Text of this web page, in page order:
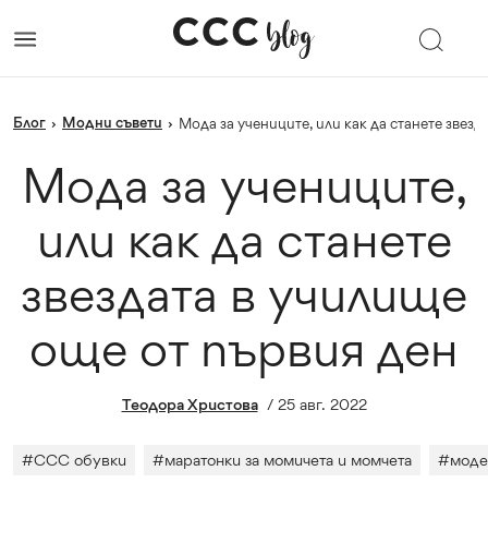
Блог › Модни съвети › Мода за учениците, или как да станете
Мода за учениците,
или как да станете
звездата в училище
още от първия ден
Теодора Христова / 25 авг. 2022
#CСС обувки #маратонки за момичета и момчета #